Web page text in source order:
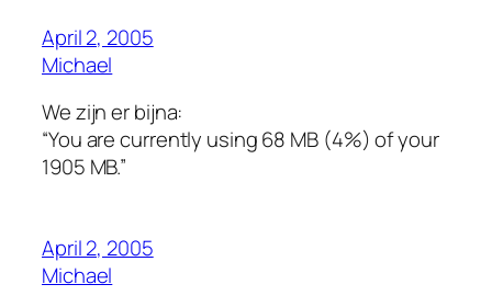
April 2, 2005
Michael
We zijn er bijna:
“You are currently using 68 MB (4%) of your
1905 MB.”
April 2, 2005
Michael